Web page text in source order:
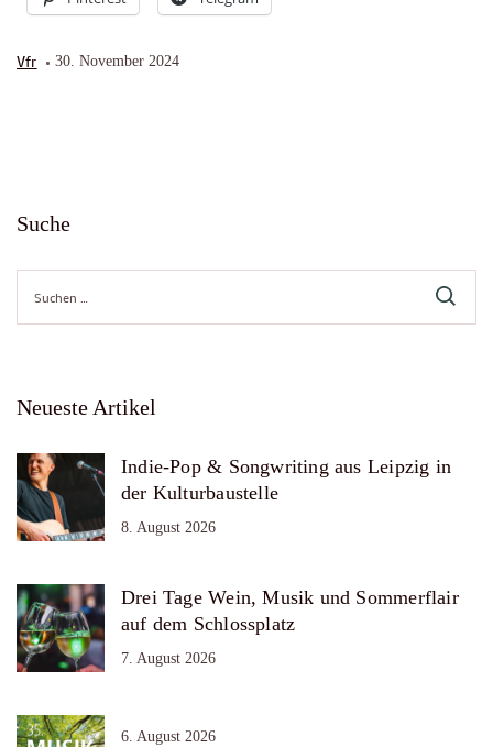
Vfr 30. November 2024
Suche
nach:
Neueste Artikel
Indie-Pop & Songwriting aus Leipzig in
der Kulturbaustelle
8. August 2026
Drei Tage Wein, Musik und Sommerflair
auf dem Schlossplatz
7. August 2026
6. August 2026